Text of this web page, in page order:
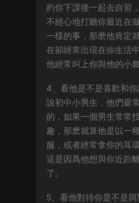
約你下課後一起去自習
不經心地打聽你最近在
一樣的事，那麽他肯定
在卻經常出現在你生活
他經常叫上你與他的小
4、看他是不是喜歡和
說初中小男生，他們最
的，如果一個男生常常
趣，那麽就算他是以一
服，或者經常拿你的耳
這是因爲他想與你近距
了。
5、看他對待你是不是